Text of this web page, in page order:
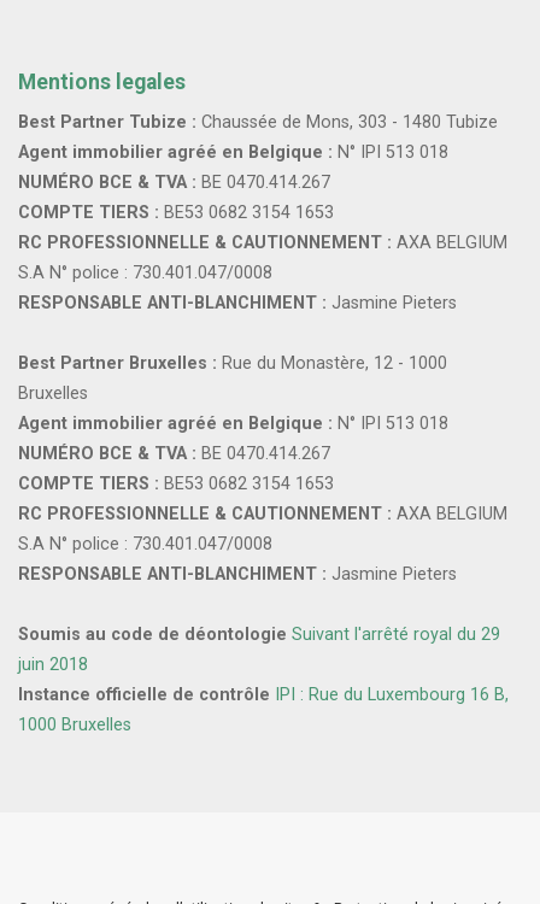
Mentions legales
Best Partner Tubize : Chaussée de Mons, 303 - 1480 Tubize
Agent immobilier agréé en Belgique : N° IPI 513 018
NUMÉRO BCE & TVA : BE 0470.414.267
COMPTE TIERS : BE53 0682 3154 1653
RC PROFESSIONNELLE & CAUTIONNEMENT : AXA BELGIUM
S.A N° police : 730.401.047/0008
RESPONSABLE ANTI-BLANCHIMENT : Jasmine Pieters
Best Partner Bruxelles : Rue du Monastère, 12 - 1000
Bruxelles
Agent immobilier agréé en Belgique : N° IPI 513 018
NUMÉRO BCE & TVA : BE 0470.414.267
COMPTE TIERS : BE53 0682 3154 1653
RC PROFESSIONNELLE & CAUTIONNEMENT : AXA BELGIUM
S.A N° police : 730.401.047/0008
RESPONSABLE ANTI-BLANCHIMENT : Jasmine Pieters
Soumis au code de déontologie Suivant l'arrêté royal du 29
juin 2018
Instance officielle de contrôle
IPI : Rue du Luxembourg 16 B,
1000 Bruxelles